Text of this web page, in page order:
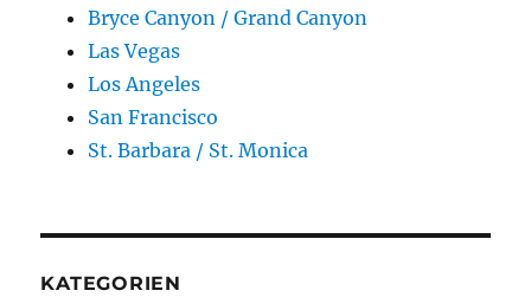
Bryce Canyon / Grand Canyon
Las Vegas
Los Angeles
San Francisco
St. Barbara / St. Monica
KATEGORIEN